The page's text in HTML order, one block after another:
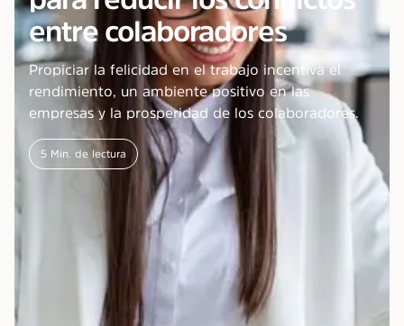
entre colaboradores
Propiciar la felicidad en el trabajo incentiva el
rendimiento, un ambiente positivo en las
empresas y la prosperidad de los colaboradores.
5 Min. de lectura